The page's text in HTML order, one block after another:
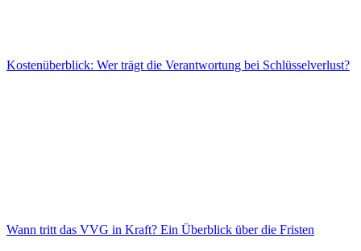
Kostenüberblick: Wer trägt die Verantwortung bei Schlüsselverlust?
Wann tritt das VVG in Kraft? Ein Überblick über die Fristen